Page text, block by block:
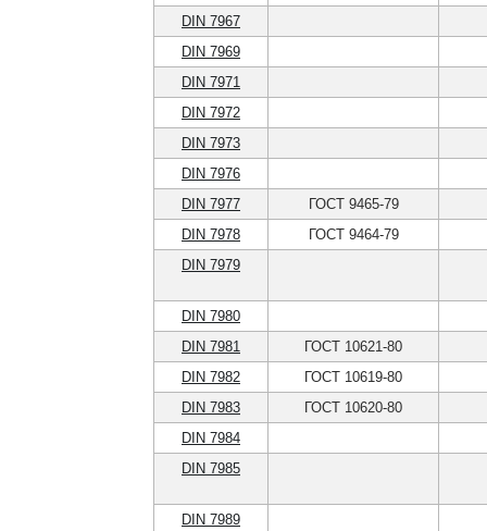
DIN 7967
DIN 7969
DIN 7971
DIN 7972
DIN 7973
DIN 7976
DIN 7977
ГОСТ 9465-79
DIN 7978
ГОСТ 9464-79
DIN 7979
DIN 7980
DIN 7981
ГОСТ 10621-80
DIN 7982
ГОСТ 10619-80
DIN 7983
ГОСТ 10620-80
DIN 7984
DIN 7985
DIN 7989